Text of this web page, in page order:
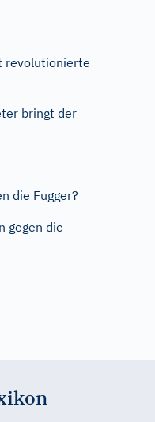
revolutionierte
bringt der
die Fugger?
gegen die